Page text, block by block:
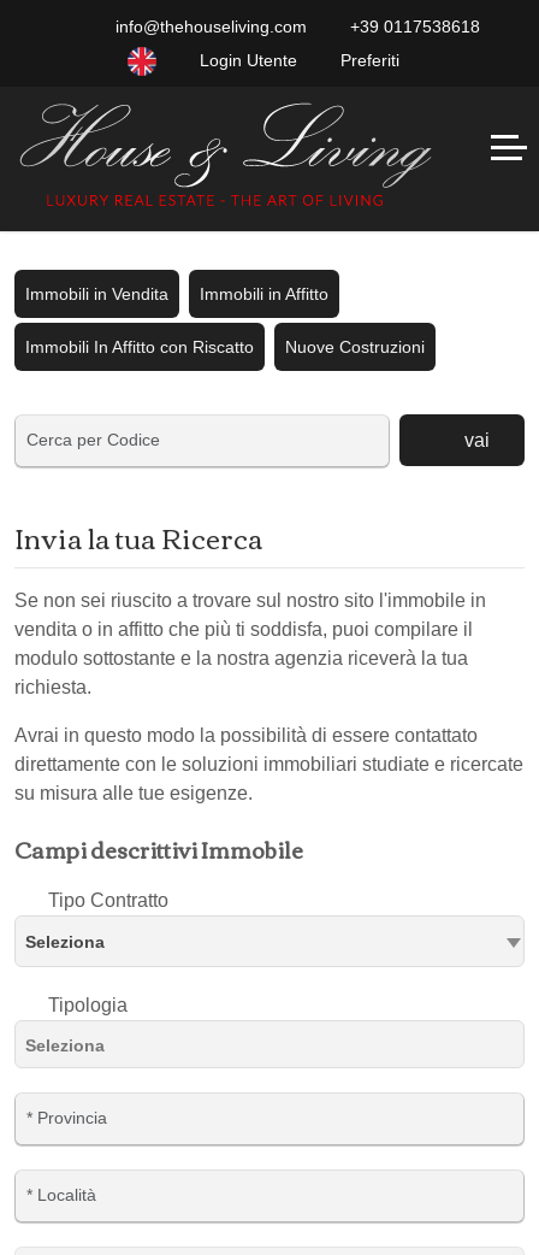
info@thehouseliving.com
+39 0117538618
Login Utente
Preferiti
Immobili in Vendita Immobili in Affitto
Immobili In Affitto con Riscatto Nuove Costruzioni
vai
Invia la tua Ricerca
Se non sei riuscito a trovare sul nostro sito l'immobile in
vendita o in affitto che più ti soddisfa, puoi compilare il
modulo sottostante e la nostra agenzia riceverà la tua
richiesta.
Avrai in questo modo la possibilità di essere contattato
direttamente con le soluzioni immobiliari studiate e ricercate
su misura alle tue esigenze.
Campi descrittivi Immobile
Tipo Contratto
Seleziona
Tipologia